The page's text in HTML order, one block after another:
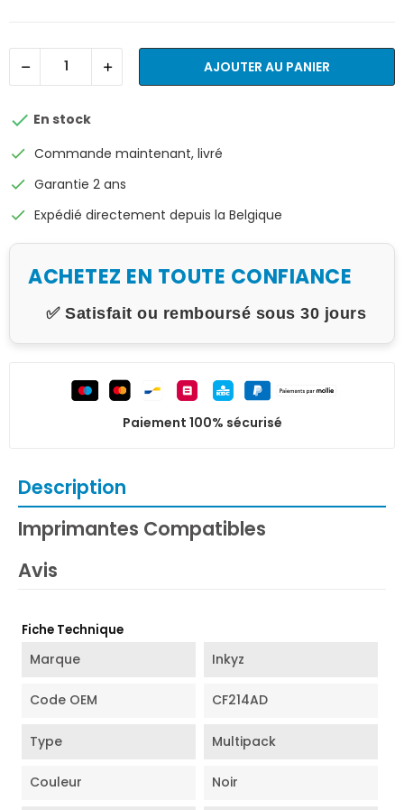
AJOUTER AU PANIER
 En stock
check Commande maintenant, livré
check Garantie 2 ans
check Expédié directement depuis la Belgique
ACHETEZ EN TOUTE CONFIANCE
✅ Satisfait ou remboursé sous 30 jours
Paiement 100% sécurisé
Description
Imprimantes Compatibles
Avis
Fiche Technique
Marque Inkyz
Code OEM CF214AD
Type Multipack
Couleur Noir